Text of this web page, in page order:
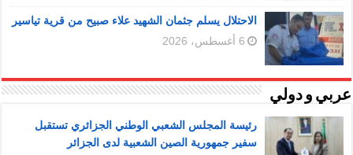
الاحتلال يسلم جثمان الشهيد علاء صبيح من قرية تياسير
6 أغسطس، 2026
عربي و دولي
رئيسة المجلس الشعبي الوطني الجزائري تستقبل
سفير جمهورية الصين الشعبية لدى الجزائر